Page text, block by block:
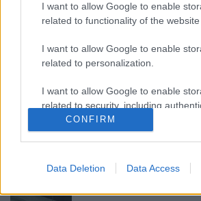
I want to allow Google to enable
related to functionality of the
I want to allow Google to enable
related to personalization.
I want to allow Google to enable
related to security, including
functionality and fraud prevention,
user protection.
CONFIRM
Data Deletion Data Access
Tovább>>
Ajánlott bejegyzések: